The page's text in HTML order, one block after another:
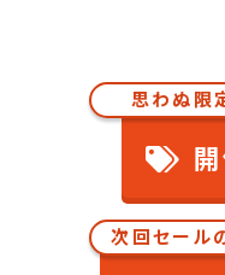
思わぬ限
次回セール